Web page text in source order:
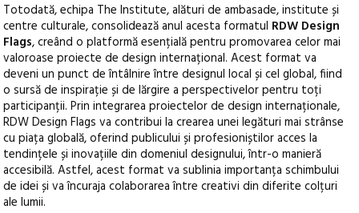
Totodată, echipa The Institute, alături de ambasade, institute și
centre culturale, consolidează anul acesta formatul RDW Design
Flags, creând o platformă esențială pentru promovarea celor mai
valoroase proiecte de design internațional. Acest format va
deveni un punct de întâlnire între designul local și cel global, fiind
o sursă de inspirație și de lărgire a perspectivelor pentru toți
participanții. Prin integrarea proiectelor de design internaționale,
RDW Design Flags va contribui la crearea unei legături mai strânse
cu piața globală, oferind publicului și profesioniștilor acces la
tendințele și inovațiile din domeniul designului, într-o manieră
accesibilă. Astfel, acest format va sublinia importanța schimbului
de idei și va încuraja colaborarea între creativi din diferite colțuri
ale lumii.